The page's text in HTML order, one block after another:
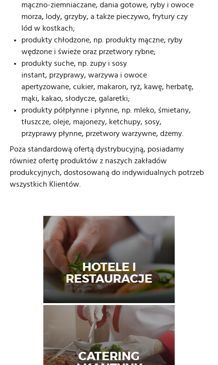
mączno-ziemniaczane, dania gotowe, ryby i owoce
morza, lody, grzyby, a także pieczywo, frytury czy
lód w kostkach;
produkty chłodzone, np. produkty mączne, ryby
wędzone i świeże oraz przetwory rybne;
produkty suche, np. zupy i sosy
instant, przyprawy, warzywa i owoce
apertyzowane, cukier, makaron, ryż, kawę, herbatę,
mąki, kakao, słodycze, galaretki;
produkty półpłynne i płynne, np. mleko, śmietany,
tłuszcze, oleje, majonezy, ketchupy, sosy,
przyprawy płynne, przetwory warzywne, dżemy.
Poza standardową ofertą dystrybucyjną, posiadamy
również ofertę produktów z naszych zakładów
produkcyjnych, dostosowaną do indywidualnych potrzeb
wszystkich Klientów.
HOTELE I
RESTAURACJE
CATERING